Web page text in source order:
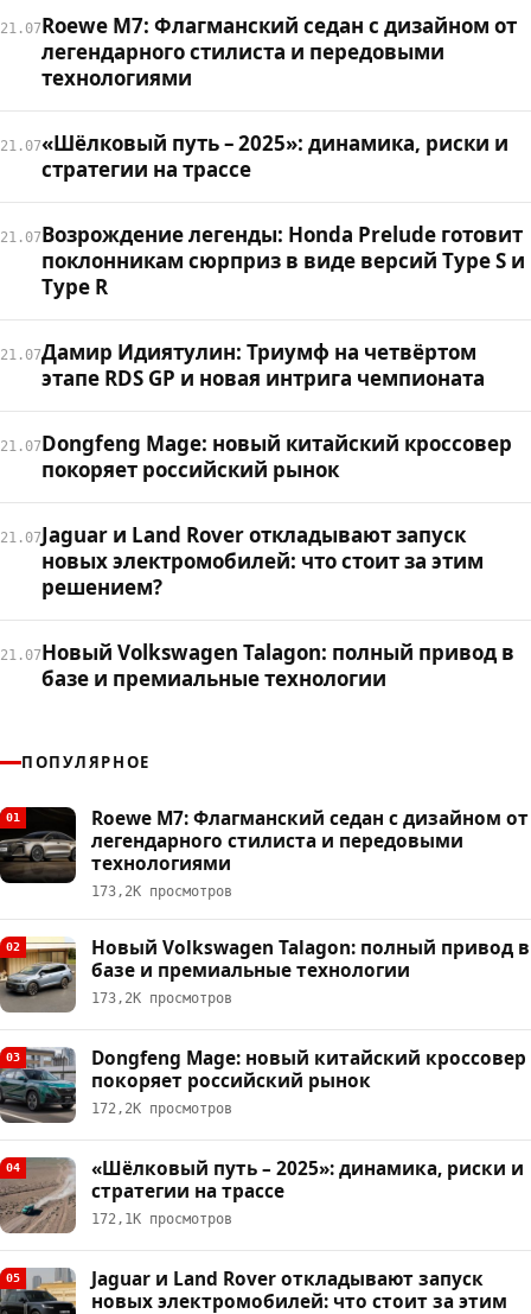
21.07Roewe M7: Флагманский седан с дизайном от
легендарного стилиста и передовыми
технологиями
21.07«Шёлковый путь – 2025»: динамика, риски и
стратегии на трассе
21.07Возрождение легенды: Honda Prelude готовит
поклонникам сюрприз в виде версий Type S и
Type R
21.07Дамир Идиятулин: Триумф на четвёртом
этапе RDS GP и новая интрига чемпионата
21.07Dongfeng Mage: новый китайский кроссовер
покоряет российский рынок
21.07Jaguar и Land Rover откладывают запуск
новых электромобилей: что стоит за этим
решением?
21.07Новый Volkswagen Talagon: полный привод в
базе и премиальные технологии
ПОПУЛЯРНОЕ
01
Roewe M7: Флагманский седан с дизайном от
легендарного стилиста и передовыми
технологиями
173,2К просмотров
02
Новый Volkswagen Talagon: полный привод в
базе и премиальные технологии
173,2К просмотров
03
Dongfeng Mage: новый китайский кроссовер
покоряет российский рынок
172,2К просмотров
04
«Шёлковый путь – 2025»: динамика, риски и
стратегии на трассе
172,1К просмотров
05
Jaguar и Land Rover откладывают запуск
новых электромобилей: что стоит за этим